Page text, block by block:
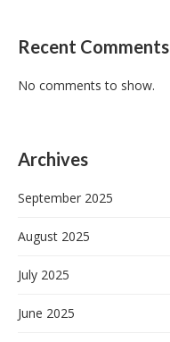
Recent Comments
No comments to show.
Archives
September 2025
August 2025
July 2025
June 2025